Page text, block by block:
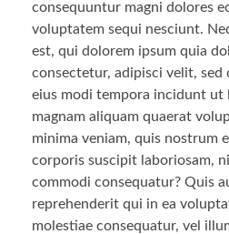
consequuntur magni dolores
voluptatem sequi nesciunt.
est, qui dolorem ipsum quia
consectetur, adipisci velit, sed
eius modi tempora incidunt ut
magnam aliquam quaerat
minima veniam, quis nostrum
corporis suscipit laboriosam,
commodi consequatur? Quis
reprehenderit qui in ea
molestiae consequatur, vel